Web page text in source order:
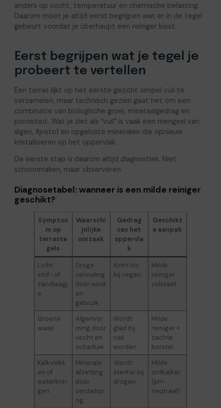
anders op vocht, temperatuur en chemische belasting.
Daarom moet je altijd eerst begrijpen wat er in de tegel
gebeurt voordat je überhaupt een reiniger kiest.
Eerst begrijpen wat je tegel je
probeert te vertellen
Een terras lijkt op het eerste gezicht simpel vuil te
verzamelen, maar technisch gezien gaat het om een
combinatie van biologische groei, mineraalgedrag en
porositeit. Wat je ziet als “vuil” is vaak een mengsel van
algen, fijnstof en opgeloste mineralen die opnieuw
kristalliseren op het oppervlak.
De eerste stap is daarom altijd diagnostiek. Niet
schoonmaken, maar observeren.
Diagnosetabel: wanneer is een milde reiniger
geschikt?
Symptoo
m op
terraste
gels
Waarschi
jnlijke
oorzaak
Gedrag
van het
oppervla
k
Geschikt
e aanpak
Licht
stof- of
zandlaagj
e
Droge
vervuiling
door wind
en
gebruik
Komt los
bij vegen
Milde
reiniger
volstaat
Groene
waas
Algenvor
ming door
vocht en
schaduw
Wordt
glad bij
nat
worden
Milde
reiniger +
zachte
borstel
Kalkvlekk
en of
waterkrin
gen
Minerale
afzetting
door
verdampi
ng
Wordt
sterker bij
drogen
Milde
ontkalker
(pH-
neutraal)